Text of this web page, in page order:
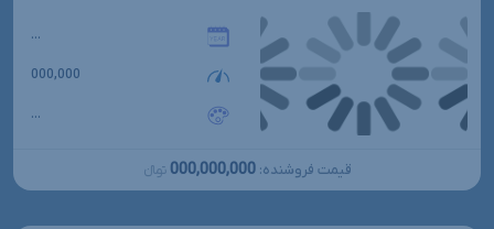
...
000,000
...
قیمت فروشنده: 000,000,000 تومانءءء